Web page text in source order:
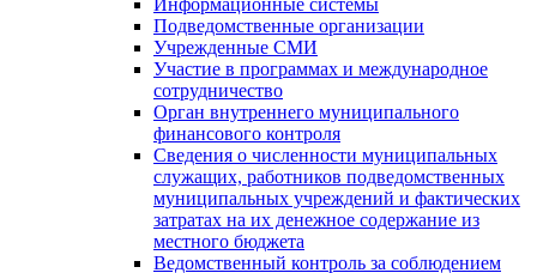
Информационные системы
Подведомственные организации
Учрежденные СМИ
Участие в программах и международное
сотрудничество
Орган внутреннего муниципального
финансового контроля
Сведения о численности муниципальных
служащих, работников подведомственных
муниципальных учреждений и фактических
затратах на их денежное содержание из
местного бюджета
Ведомственный контроль за соблюдением